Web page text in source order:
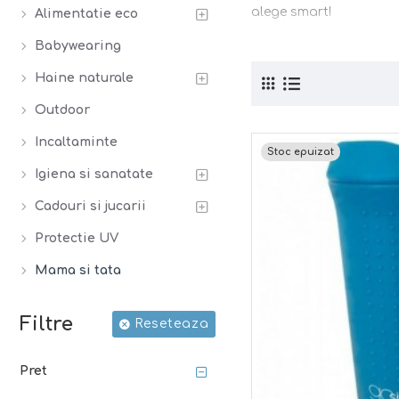
Alimentatie eco
Babywearing
Haine naturale
Outdoor
Incaltaminte
Igiena si sanatate
Cadouri si jucarii
Protectie UV
Mama si tata
Filtre Reseteaza
Pret
alege smart!
Stoc epuizat